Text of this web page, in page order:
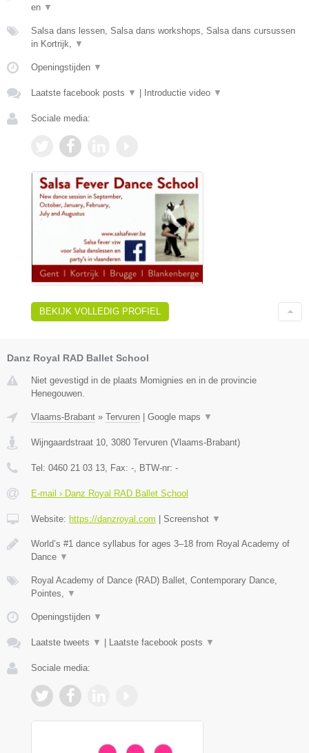
en ▼
Salsa dans lessen, Salsa dans workshops, Salsa dans cursussen
in Kortrijk, ▼
Openingstijden ▼
Laatste facebook posts ▼ Introductie video ▼
Sociale media:
BEKIJK VOLLEDIG PROFIEL
Danz Royal RAD Ballet School
Niet gevestigd in de plaats Momignies en in de provincie
Henegouwen.
Vlaams-Brabant » Tervuren | Google maps ▼
Wijngaardstraat 10 3080 Tervuren (Vlaams-Brabant)
Tel: 0460 21 03 13 , Fax: - , BTW-nr: -
E-mail › Danz Royal RAD Ballet School
Website: https://danzroyal.com | Screenshot ▼
World’s #1 dance syllabus for ages 3–18 from Royal Academy of
Dance ▼
Royal Academy of Dance (RAD) Ballet, Contemporary Dance,
Pointes,
▼
Openingstijden ▼
Laatste tweets ▼ | Laatste facebook posts ▼
Sociale media: